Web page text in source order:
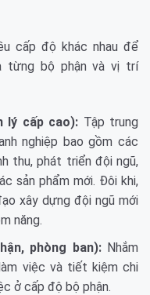
cấp độ khác nhau để
từng bộ phận và vị trí
lý cấp cao): Tập trung
nghiệp bao gồm các
thu, phát triển đội ngũ,
sản phẩm mới. Đôi khi,
xây dựng đội ngũ mới
năng.
phòng ban):Nhắm
việc và tiết kiệm chi
ở cấp độ bộ phận.